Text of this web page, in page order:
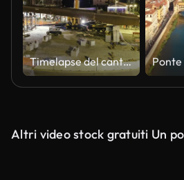
Timelapse del cantiere urbano
Altri video stock gratuiti Un